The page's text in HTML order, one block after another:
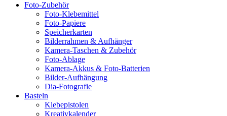
Foto-Zubehör
Foto-Klebemittel
Foto-Papiere
Speicherkarten
Bilderrahmen & Aufhänger
Kamera-Taschen & Zubehör
Foto-Ablage
Kamera-Akkus & Foto-Batterien
Bilder-Aufhängung
Dia-Fotografie
Basteln
Klebepistolen
Kreativkalender